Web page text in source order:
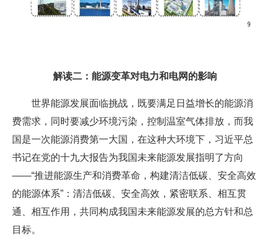
解读二：能源变革对电力和电网的影响
世界能源发展面临挑战，既要满足日益增长的能源消
费需求，同时要减少环境污染，控制温室气体排放，而我
国是一次能源消费第一大国，在这种大环境下，习近平总
书记在党的十九大报告为我国未来能源发展指明了方向
——“推进能源生产和消费革命，构建清洁低碳、安全高效
的能源体系”：清洁低碳、安全高效，紧密联系、相互贯
通、相互作用，共同构成我国未来能源发展的总方针和总
目标。